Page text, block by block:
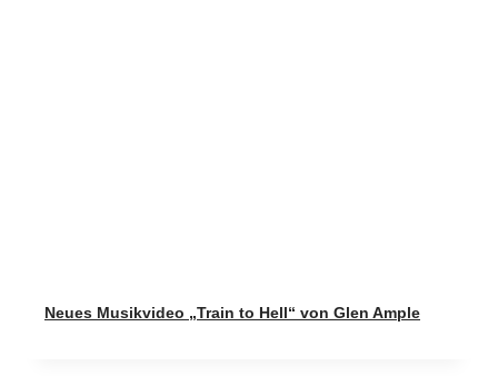
Neues Musikvideo „Train to Hell“ von Glen Ample